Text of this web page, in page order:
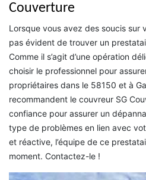
Couverture
Lorsque vous avez des soucis sur
pas évident de trouver un
Comme il s’agit d’une opération
choisir le professionnel pour
propriétaires dans le 58150 et à
recommandent le couvreur SG
confiance pour assurer un
type de problèmes en lien avec
et réactive, l’équipe de ce
moment. Contactez-le !